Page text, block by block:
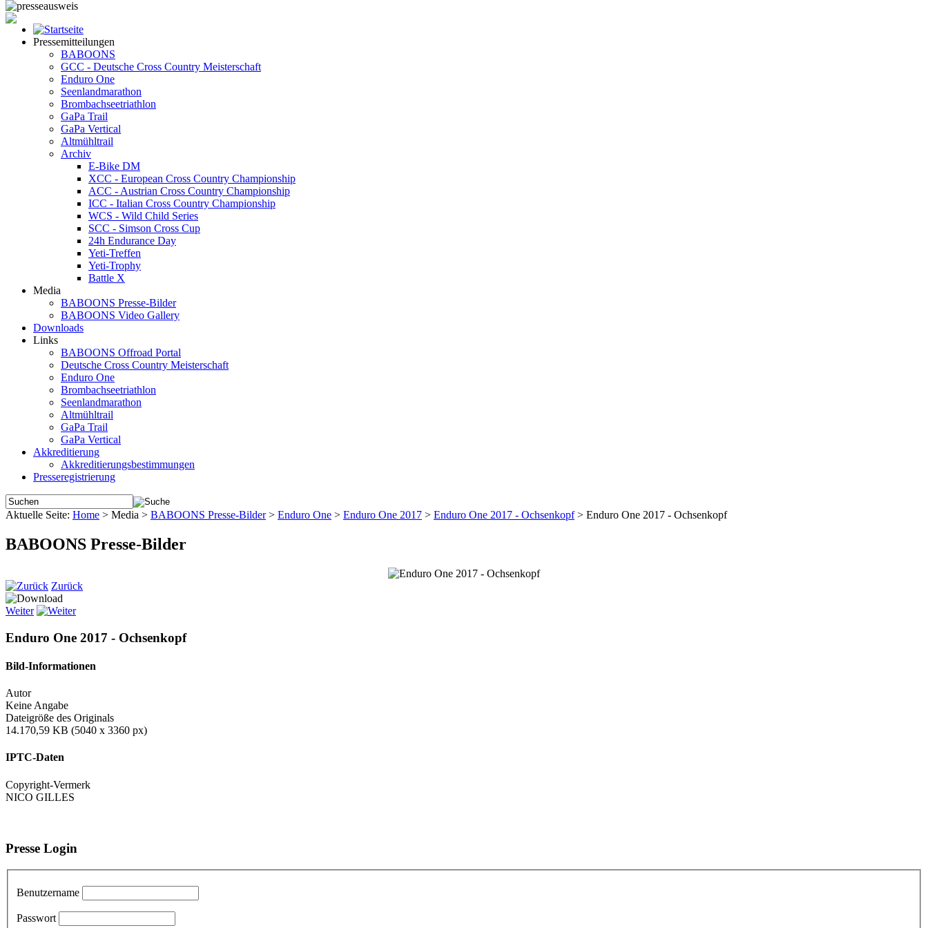
Pressemitteilungen
BABOONS
GCC - Deutsche Cross Country Meisterschaft
Enduro One
Seenlandmarathon
Brombachseetriathlon
GaPa Trail
GaPa Vertical
Altmühltrail
Archiv
E-Bike DM
XCC - European Cross Country Championship
ACC - Austrian Cross Country Championship
ICC - Italian Cross Country Championship
WCS - Wild Child Series
SCC - Simson Cross Cup
24h Endurance Day
Yeti-Treffen
Yeti-Trophy
Battle X
Media
BABOONS Presse-Bilder
BABOONS Video Gallery
Downloads
Links
BABOONS Offroad Portal
Deutsche Cross Country Meisterschaft
Enduro One
Brombachseetriathlon
Seenlandmarathon
Altmühltrail
GaPa Trail
GaPa Vertical
Akkreditierung
Akkreditierungsbestimmungen
Presseregistrierung
Aktuelle Seite: Home > Media > BABOONS Presse-Bilder> Enduro One > Enduro One 2017 > Enduro One 2017 - Ochsenkopf> Enduro One 2017 - Ochsenkopf
BABOONS Presse-Bilder
Zurück
Weiter
Enduro One 2017 - Ochsenkopf
Bild-Informationen
Autor
Keine Angabe
Dateigröße des Originals
14.170,59 KB (5040 x 3360 px)
IPTC-Daten
Copyright-Vermerk
NICO GILLES
Presse Login
Benutzername
Passwort